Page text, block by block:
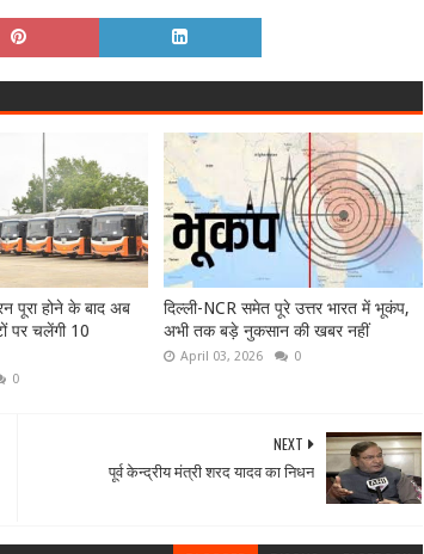
पूरा होने के बाद अब
पर चलेंगी 10
0
दिल्ली-NCR समेत पूरे उत्तर भारत में भूकंप,
अभी तक बड़े नुकसान की खबर नहीं
April 03, 2026 0
NEXT
पूर्व केन्द्रीय मंत्री शरद यादव का निधन